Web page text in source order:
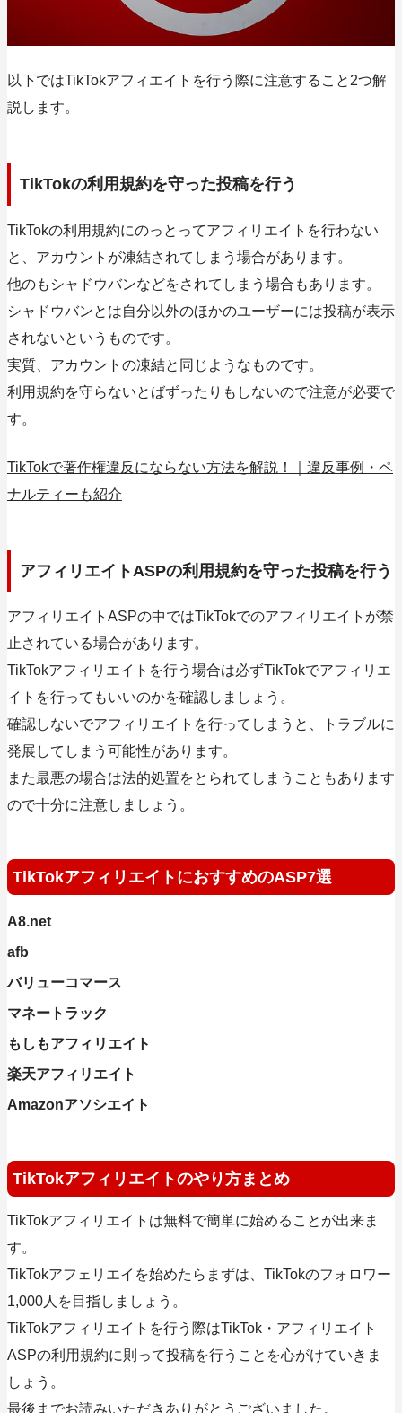
以下ではTikTokアフィエイトを行う際に注意すること2つ解
説します。
TikTokの利用規約を守った投稿を行う
TikTokの利用規約にのっとってアフィリエイトを行わない
と、アカウントが凍結されてしまう場合があります。
他のもシャドウバンなどをされてしまう場合もあります。
シャドウバンとは自分以外のほかのユーザーには投稿が表示
されないというものです。
実質、アカウントの凍結と同じようなものです。
利用規約を守らないとばずったりもしないので注意が必要で
す。
TikTokで著作権違反にならない方法を解説！｜違反事例・ペ
ナルティーも紹介
アフィリエイトASPの利用規約を守った投稿を行う
アフィリエイトASPの中ではTikTokでのアフィリエイトが禁
止されている場合があります。
TikTokアフィリエイトを行う場合は必ずTikTokでアフィリエ
イトを行ってもいいのかを確認しましょう。
確認しないでアフィリエイトを行ってしまうと、トラブルに
発展してしまう可能性があります。
また最悪の場合は法的処置をとられてしまうこともあります
ので十分に注意しましょう。
TikTokアフィリエイトにおすすめのASP7選
A8.net
afb
バリューコマース
マネートラック
もしもアフィリエイト
楽天アフィリエイト
Amazonアソシエイト
TikTokアフィリエイトのやり方まとめ
TikTokアフィリエイトは無料で簡単に始めることが出来ま
す。
TikTokアフェリエイを始めたらまずは、TikTokのフォロワー
1,000人を目指しましょう。
TikTokアフィリエイトを行う際はTikTok・アフィリエイト
ASPの利用規約に則って投稿を行うことを心がけていきま
しょう。
最後までお読みいただきありがとうございました。